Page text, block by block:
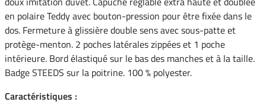
en polaire Teddy avec bouton-pression pour être fixée dans le
dos. Fermeture à glissière double sens avec sous-patte et
protège-menton. 2 poches latérales zippées et 1 poche
intérieure. Bord élastiqué sur le bas des manches et à la taille.
Badge STEEDS sur la poitrine. 100 % polyester.
Caractéristiques :